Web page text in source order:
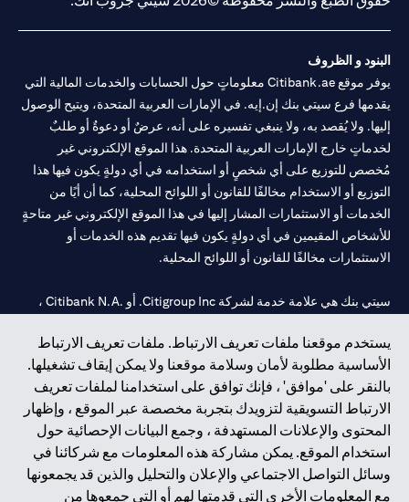
يستخدم موقعنا ملفات تعريف الارتباط. ملفات تعريف الارتباط
الأساسية مطلوبة لأمان وسلامة موقعنا ولا يمكن إيقاف تشغيلها.
بالنقر على 'موافق' ، فإنك توافق على استخدامنا لملفات تعريف
الارتباط التسويقية لتزويدك بتجربة مخصصة عبر الموقع ، وإظهار
المحتوى والإعلانات المستهدفة ، وجمع البيانات الإحصائية حول
استخدام الموقع. يمكن مشاركة هذه المعلومات مع شركائنا في
وسائل التواصل الاجتماعي والإعلان والتحليل والذين قد يجمعونها
مع المعلومات الأخرى التي قدمتها لهم أو التي جمعوها من
البنود و الظروف
يوفر موقع Citibank.ae معلوماتٍ حول الحسابات والخدمات المالية التي
يقدمها فرع سيتي بنك إن.إيه. في الإمارات العربية المتحدة، ويتيح الوصول
إليها. ولا يُقصد به، ولا ينبغي تفسيره على أنه، عرضٌ أو دعوةٌ أو طلبٌ
لخدماتٍ خارج الإمارات العربية المتحدة. هذا الموقع الإلكتروني غير
مُخصص للتوزيع على أي شخصٍ أو استخدامه في أي دولةٍ يكون فيها هذا
التوزيع أو الاستخدام مخالفًا للقانون أو اللوائح المحلية، كما أن أيًا من
الخدمات أو الاستثمارات المشار إليها في هذا الموقع الإلكتروني غير متاحةٍ
للأشخاص المقيمين في أي دولةٍ يكون فيها تقديم هذه الخدمات أو
الاستثمارات مخالفًا للقانون أو اللوائح المحلية.
سيتي بنك هي علامة خدمة لشركة Citigroup Inc. أو .Citibank N.A ،
سيتي بنك إن. إيه. الإمارات مسجل لدى مصرف الإمارات المركزي تحت
أرقام التراخيص 202563 لفرع الوصل في دبي، 531989 لفرع مول
الإمارات في دبي، وCN-1002019لفرع أبوظبي. هاتف: 4000 311 04.
فرع سيتي بنك إن إيه - الإمارات العربية المتحدة مرخص من مصرف
الإمارات العربية المتحدة المركزي كفرع لبنك أجنبي.
سيتي بنك إن إيه الإمارات العربية المتحدة مرخص من هيئة الأوراق المالية
والسلع في الإمارات العربية المتحدة ("SCA") للقيام بالنشاط المالي لـ أ)